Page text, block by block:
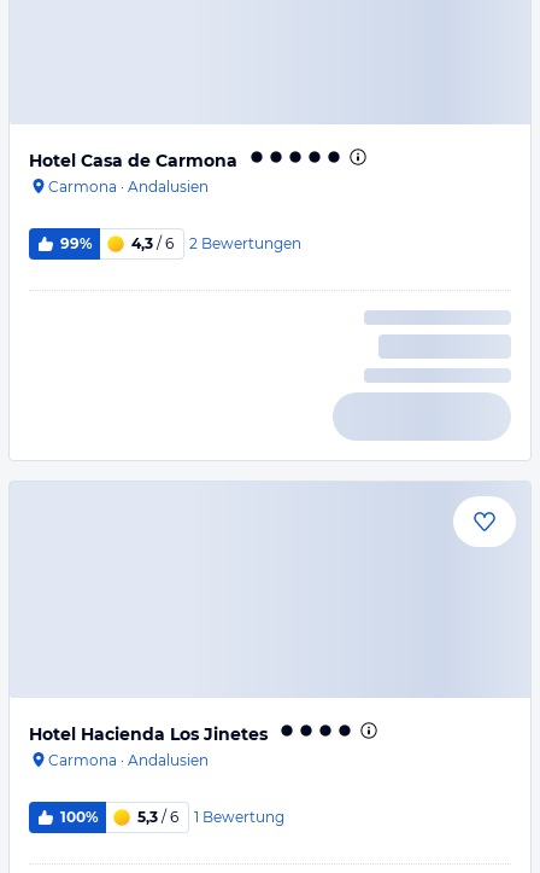
Hotel Casa de Carmona
Carmona · Andalusien
99% 4,3 / 6 2 Bewertungen
Hotel Hacienda Los Jinetes
Carmona · Andalusien
100% 5,3 / 6 1 Bewertung